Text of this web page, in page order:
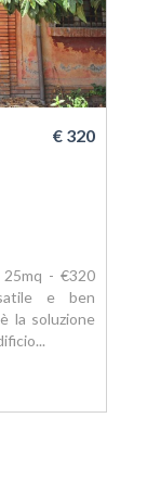
€ 320
- €320
e ben
la soluzione